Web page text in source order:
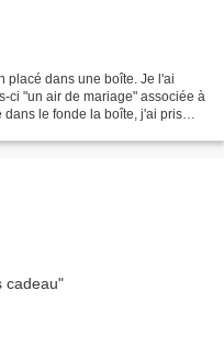
placé dans une boîte. Je l'ai
ci "un air de mariage" associée à
le fonde la boîte, j'ai pris